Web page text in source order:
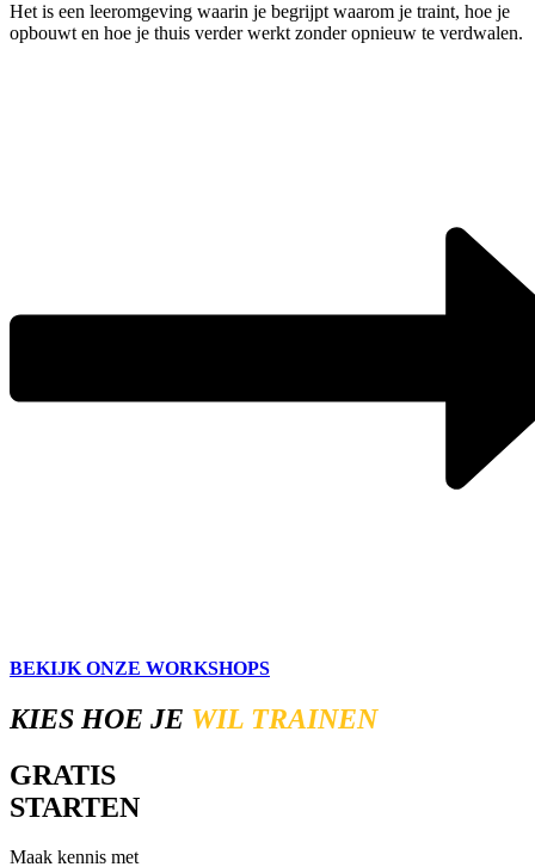
Het is een leeromgeving waarin je begrijpt waarom je traint, hoe je
opbouwt en hoe je thuis verder werkt zonder opnieuw te verdwalen.
BEKIJK ONZE WORKSHOPS
KIES HOE JE WIL TRAINEN
GRATIS
STARTEN
Maak kennis met